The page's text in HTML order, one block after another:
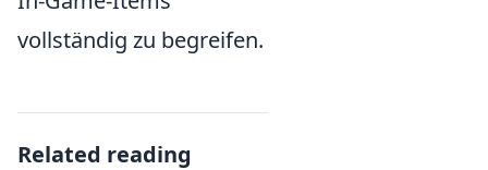
vollständig zu begreifen.
Related reading